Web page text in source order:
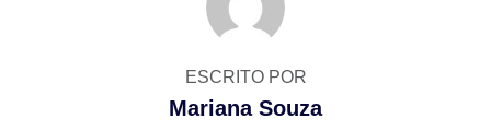
ESCRITO POR
Mariana Souza